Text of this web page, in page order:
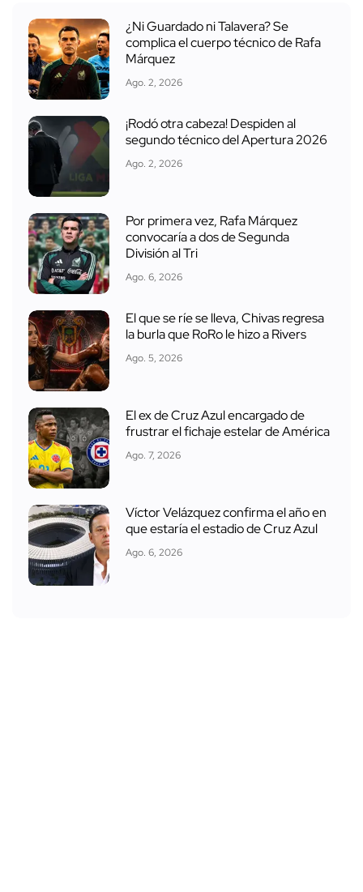
¿Ni Guardado ni Talavera? Se
complica el cuerpo técnico de Rafa
Márquez
Ago. 2, 2026
¡Rodó otra cabeza! Despiden al
segundo técnico del Apertura 2026
Ago. 2, 2026
Por primera vez, Rafa Márquez
convocaría a dos de Segunda
División al Tri
Ago. 6, 2026
El que se ríe se lleva, Chivas regresa
la burla que RoRo le hizo a Rivers
Ago. 5, 2026
El ex de Cruz Azul encargado de
frustrar el fichaje estelar de América
Ago. 7, 2026
Víctor Velázquez confirma el año en
que estaría el estadio de Cruz Azul
Ago. 6, 2026